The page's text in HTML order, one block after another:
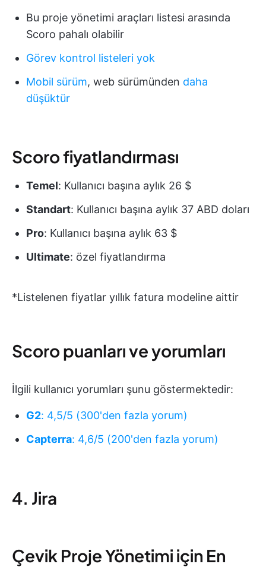
Bu proje yönetimi araçları listesi arasında
Scoro pahalı olabilir
Görev kontrol listeleri yok
Mobil sürüm, web sürümünden daha
düşüktür
Scoro fiyatlandırması
Temel: Kullanıcı başına aylık 26 $
Standart: Kullanıcı başına aylık 37 ABD doları
Pro: Kullanıcı başına aylık 63 $
Ultimate: özel fiyatlandırma
*Listelenen fiyatlar yıllık fatura modeline aittir
Scoro puanları ve yorumları
İlgili kullanıcı yorumları şunu göstermektedir:
G2: 4,5/5 (300'den fazla yorum)
Capterra: 4,6/5 (200'den fazla yorum)
4. Jira
Çevik Proje Yönetimi için En